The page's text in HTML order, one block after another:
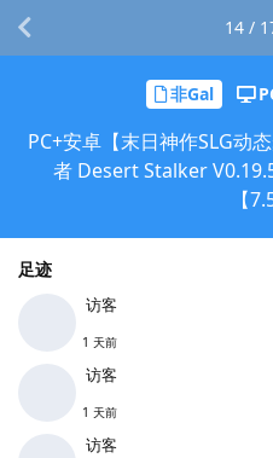
非Gal
PC+安卓【末日神作SLG动
者 Desert Stalker
【
足迹
访客
1 天前
访客
1 天前
访客
14 /